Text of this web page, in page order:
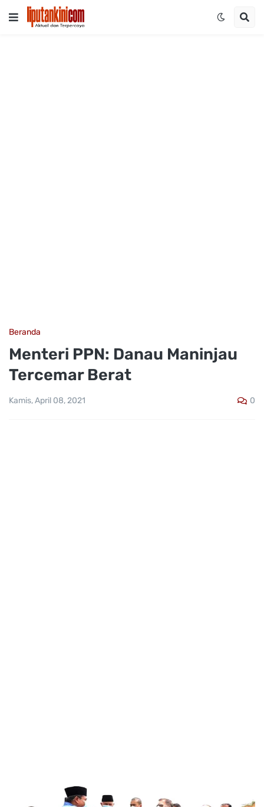
Beranda
Menteri PPN: Danau Maninjau
Tercemar Berat
Kamis, April 08, 2021 0